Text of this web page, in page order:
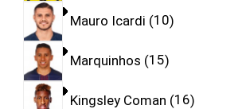
Mauro Icardi 10
Marquinhos 15
Kingsley Coman 16